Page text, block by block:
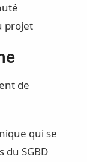
projet
de
qui se
du SGBD